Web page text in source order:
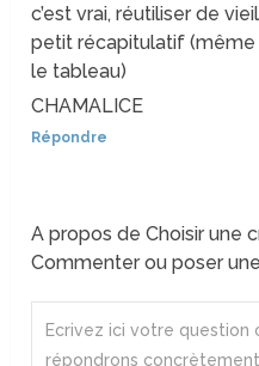
c’est vrai, réutiliser de
petit récapitulatif (même
le tableau)
CHAMALICE
Répondre
A propos de Choisir une
Commenter ou poser